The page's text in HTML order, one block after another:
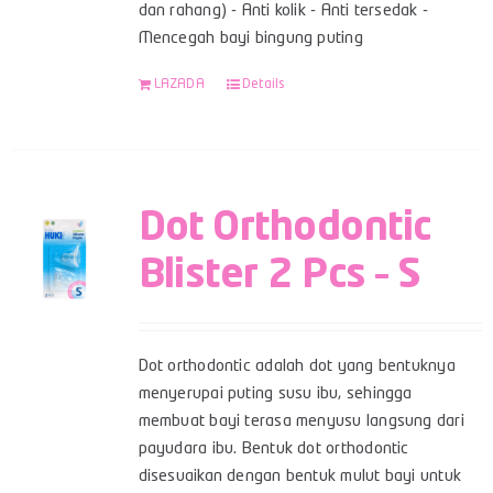
dan rahang) - Anti kolik - Anti tersedak -
Mencegah bayi bingung puting
LAZADA Details
Dot Orthodontic
Blister 2 Pcs – S
Dot orthodontic adalah dot yang bentuknya
menyerupai puting susu ibu, sehingga
membuat bayi terasa menyusu langsung dari
payudara ibu. Bentuk dot orthodontic
disesuaikan dengan bentuk mulut bayi untuk